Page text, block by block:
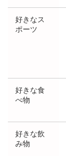
好きなス
ポーツ
好きな食
べ物
好きな飲
み物